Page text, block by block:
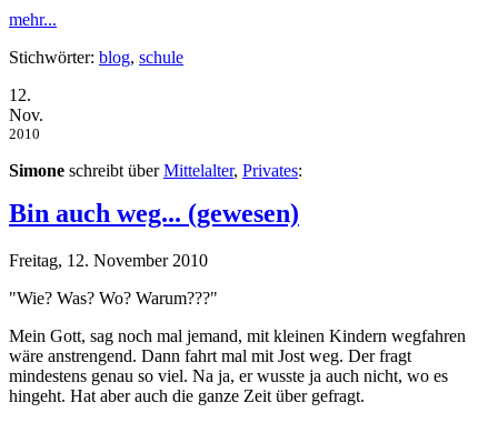
mehr...
Stichwörter: blog, schule
12.
Nov.
2010
Simone schreibt überMittelalter, Privates:
Bin auch weg... (gewesen)
Freitag, 12. November 2010
"Wie? Was? Wo? Warum???"
Mein Gott, sag noch mal jemand, mit kleinen Kindern wegfahren
wäre anstrengend. Dann fahrt mal mit Jost weg. Der fragt
mindestens genau so viel. Na ja, er wusste ja auch nicht, wo es
hingeht. Hat aber auch die ganze Zeit über gefragt.